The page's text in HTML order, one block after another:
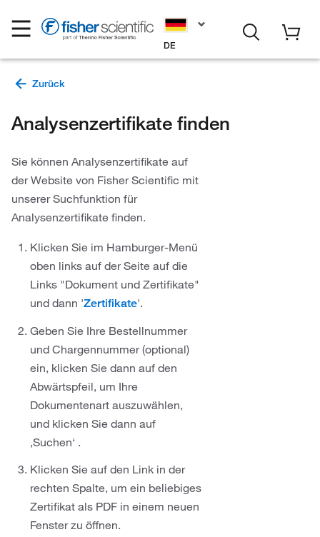
DE
Analysenzertifikate finden
Sie können Analysenzertifikate auf
der Website von Fisher Scientific mit
unserer Suchfunktion für
Analysenzertifikate finden.
Klicken Sie im Hamburger-Menü
oben links auf der Seite auf die
Links "Dokument und Zertifikate"
und dann 'Zertifikate'.
Geben Sie Ihre Bestellnummer
und Chargennummer (optional)
ein, klicken Sie dann auf den
Abwärtspfeil, um Ihre
Dokumentenart auszuwählen,
und klicken Sie dann auf
,Suchen‘ .
Klicken Sie auf den Link in der
rechten Spalte, um ein beliebiges
Zertifikat als PDF in einem neuen
Fenster zu öffnen.